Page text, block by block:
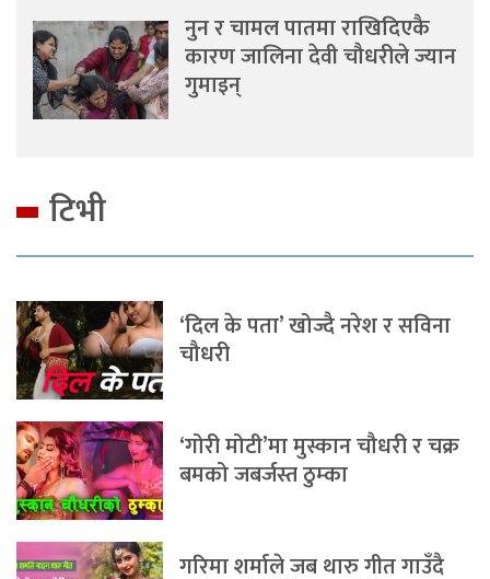
नुन र चामल पातमा राखिदिएकै
कारण जालिना देवी चौधरीले ज्यान
गुमाइन्
टिभी
‘दिल के पता’ खोज्दै नरेश र सविना
चौधरी
‘गोरी मोटी’मा मुस्कान चौधरी र चक्र
बमको जबर्जस्त ठुम्का
गरिमा शर्माले जब थारु गीत गाउँदै